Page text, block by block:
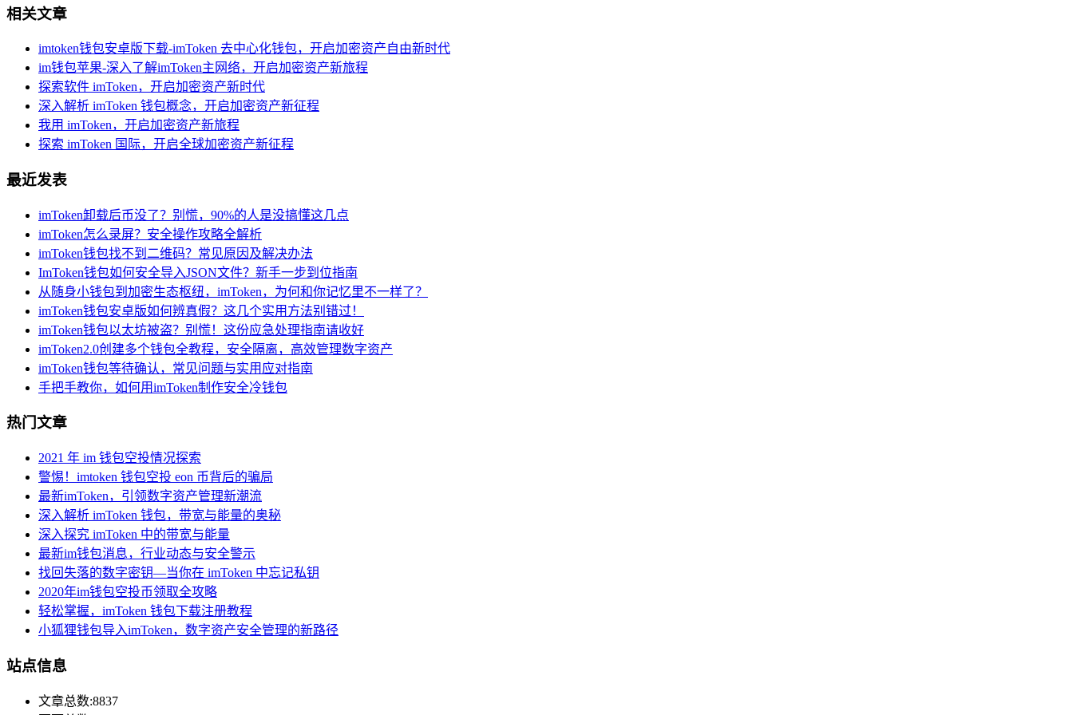
相关文章
imtoken钱包安卓版下载-imToken 去中心化钱包，开启加密资产自由新时代
im钱包苹果-深入了解imToken主网络，开启加密资产新旅程
探索软件 imToken，开启加密资产新时代
深入解析 imToken 钱包概念，开启加密资产新征程
我用 imToken，开启加密资产新旅程
探索 imToken 国际，开启全球加密资产新征程
最近发表
imToken卸载后币没了？别慌，90%的人是没搞懂这几点
imToken怎么录屏？安全操作攻略全解析
imToken钱包找不到二维码？常见原因及解决办法
ImToken钱包如何安全导入JSON文件？新手一步到位指南
从随身小钱包到加密生态枢纽，imToken，为何和你记忆里不一样了？
imToken钱包安卓版如何辨真假？这几个实用方法别错过！
imToken钱包以太坊被盗？别慌！这份应急处理指南请收好
imToken2.0创建多个钱包全教程，安全隔离，高效管理数字资产
imToken钱包等待确认，常见问题与实用应对指南
手把手教你，如何用imToken制作安全冷钱包
热门文章
2021 年 im 钱包空投情况探索
警惕！imtoken 钱包空投 eon 币背后的骗局
最新imToken，引领数字资产管理新潮流
深入解析 imToken 钱包，带宽与能量的奥秘
深入探究 imToken 中的带宽与能量
最新im钱包消息，行业动态与安全警示
找回失落的数字密钥—当你在 imToken 中忘记私钥
2020年im钱包空投币领取全攻略
轻松掌握，imToken 钱包下载注册教程
小狐狸钱包导入imToken，数字资产安全管理的新路径
站点信息
文章总数:8837